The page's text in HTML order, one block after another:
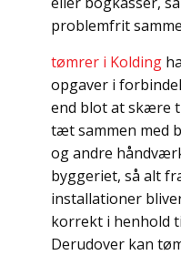
problemfrit
tømrer i Kolding
opgaver i
end blot at skære
tæt sammen med
og andre
byggeriet, så alt
installationer
korrekt i henhold
Derudover kan